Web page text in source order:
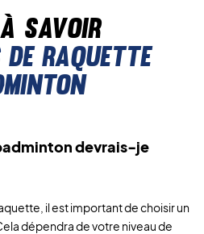
savoir
de raquette
devrais-je
il est important de choisir un
dépendra de votre niveau de